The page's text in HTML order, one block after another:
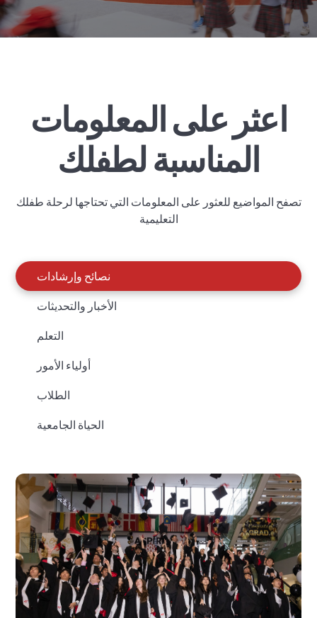
اعثر على المعلومات
المناسبة لطفلك
تصفح المواضيع للعثور على المعلومات التي تحتاجها لرحلة طفلك
التعليمية
نصائح وإرشادات
الأخبار والتحديثات
التعلم
أولياء الأمور
الطلاب
الحياة الجامعية